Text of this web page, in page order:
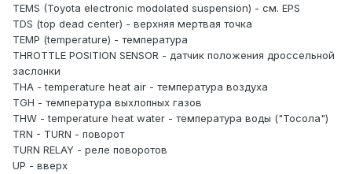
TEMS (Toyota electronic modolated suspension) - см. EPS
TDS (top dead center) - верхняя мертвая точка
TEMP (temperature) - температура
THROTTLE POSITION SENSOR - датчик положения дроссельной
заслонки
THA - temperature heat air - температура воздуха
TGH - температура выхлопных газов
THW - temperature heat water - температура воды ("Тосола")
TRN - TURN - поворот
TURN RELAY - реле поворотов
UP - вверх